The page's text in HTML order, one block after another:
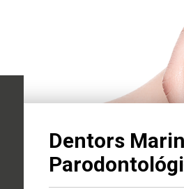
Dentors